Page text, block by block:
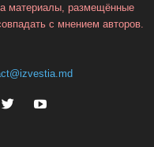
материалы, размещённые
с мнением авторов.